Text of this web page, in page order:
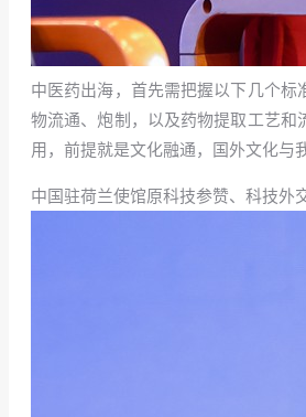
中医药出海，首先需把握以下几个
物流通、炮制，以及药物提取工艺和
用，前提就是文化融通，国外文化与
中国驻荷兰使馆原科技参赞、科技外